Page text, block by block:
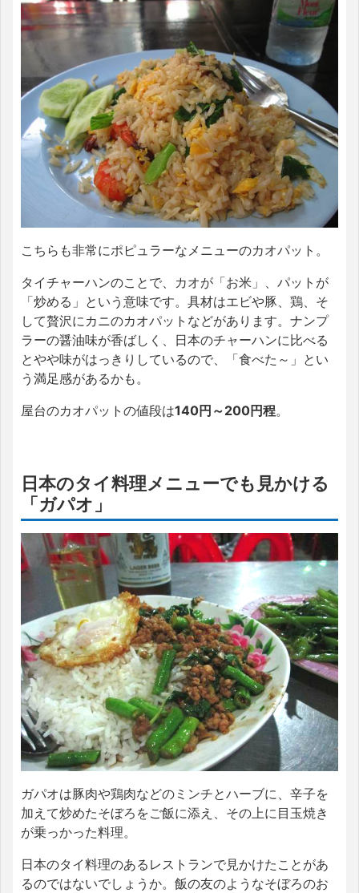
こちらも非常にポピュラーなメニューのカオパット。
タイチャーハンのことで、カオが「お米」、パットが
「炒める」という意味です。具材はエビや豚、鶏、そ
して贅沢にカニのカオパットなどがあります。ナンプ
ラーの醤油味が香ばしく、日本のチャーハンに比べる
とやや味がはっきりしているので、「食べた～」とい
う満足感があるかも。
屋台のカオパットの値段は140円～200円程。
日本のタイ料理メニューでも見かける
「ガパオ」
ガパオは豚肉や鶏肉などのミンチとハーブに、辛子を
加えて炒めたそぼろをご飯に添え、その上に目玉焼き
が乗っかった料理。
日本のタイ料理のあるレストランで見かけたことがあ
るのではないでしょうか。飯の友のようなそぼろのお